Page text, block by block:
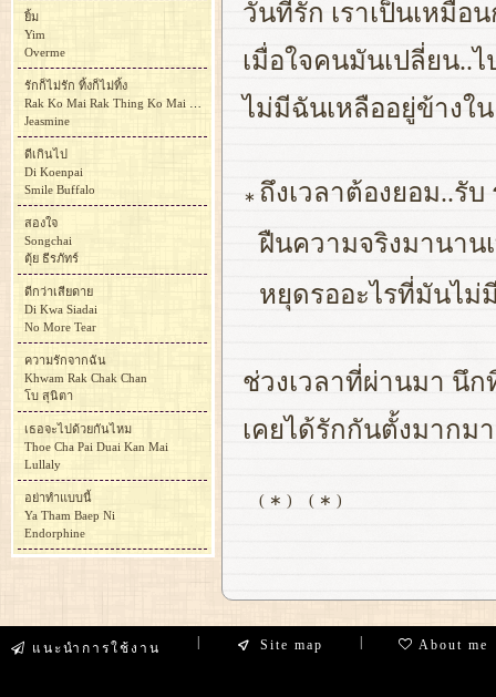
วันที่รัก เราเป็นเหมือ
เมื่อใจคนมันเปลี่ยน..
ไม่มีฉันเหลืออยู่ข้างใ
∗ ถึงเวลาต้องยอม..รั
ฝืนความจริงมานาน
หยุดรออะไรที่มันไม่
ช่วงเวลาที่ผ่านมา นึก
เคยได้รักกันตั้งมากม
( ∗ ) ( ∗ )
ยิ้ม
Yim
Overme
รักก็ไม่รัก ทิ้งก็ไม่ทิ้ง
Rak Ko Mai Rak Thing Ko Mai Thing
Jeasmine
ดีเกินไป
Di Koenpai
Smile Buffalo
สองใจ
Songchai
ตุ้ย ธีรภัทร์
ดีกว่าเสียดาย
Di Kwa Siadai
No More Tear
ความรักจากฉัน
Khwam Rak Chak Chan
โบ สุนิตา
เธอจะไปด้วยกันไหม
Thoe Cha Pai Duai Kan Mai
Lullaly
อย่าทำแบบนี้
Ya Tham Baep Ni
Endorphine
แนะนำการใช้งาน Site map About me